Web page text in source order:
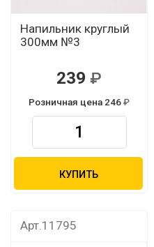
Напильник круглый
300мм №3
239
Розничная цена 246
КУПИТЬ
Арт.11795